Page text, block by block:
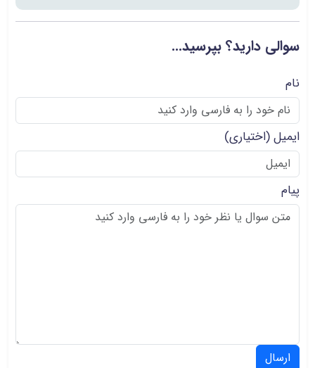
سوالی دارید؟ بپرسید...
نام
ایمیل(اختیاری)
پیام
ارسال